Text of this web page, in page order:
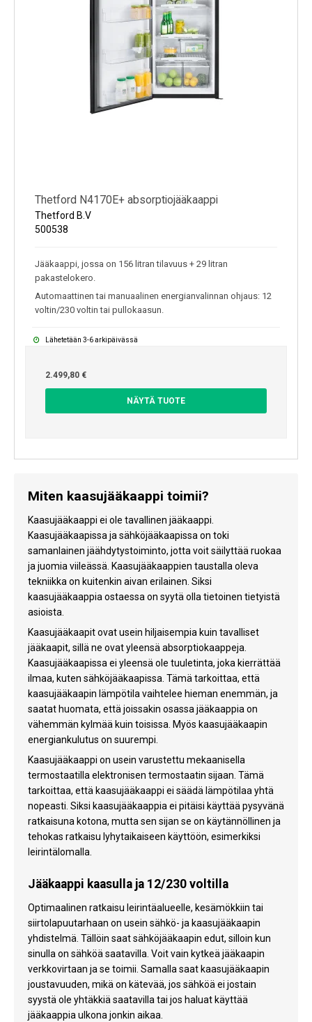
Thetford N4170E+ absorptiojääkaappi
Thetford B.V
500538
Jääkaappi, jossa on 156 litran tilavuus + 29 litran
pakastelokero.
Automaattinen tai manuaalinen energianvalinnan ohjaus: 12
voltin/230 voltin tai pullokaasun.
Lähetetään 3-6 arkipäivässä
2.499,80 €
NÄYTÄ TUOTE
Miten kaasujääkaappi toimii?
Kaasujääkaappi ei ole tavallinen jääkaappi.
Kaasujääkaapissa ja sähköjääkaapissa on toki
samanlainen jäähdytystoiminto, jotta voit säilyttää ruokaa
ja juomia viileässä. Kaasujääkaappien taustalla oleva
tekniikka on kuitenkin aivan erilainen. Siksi
kaasujääkaappia ostaessa on syytä olla tietoinen tietyistä
asioista.
Kaasujääkaapit ovat usein hiljaisempia kuin tavalliset
jääkaapit, sillä ne ovat yleensä absorptiokaappeja.
Kaasujääkaapissa ei yleensä ole tuuletinta, joka kierrättää
ilmaa, kuten sähköjääkaapissa. Tämä tarkoittaa, että
kaasujääkaapin lämpötila vaihtelee hieman enemmän, ja
saatat huomata, että joissakin osassa jääkaappia on
vähemmän kylmää kuin toisissa. Myös kaasujääkaapin
energiankulutus on suurempi.
Kaasujääkaappi on usein varustettu mekaanisella
termostaatilla elektronisen termostaatin sijaan. Tämä
tarkoittaa, että kaasujääkaappi ei säädä lämpötilaa yhtä
nopeasti. Siksi kaasujääkaappia ei pitäisi käyttää pysyvänä
ratkaisuna kotona, mutta sen sijan se on käytännöllinen ja
tehokas ratkaisu lyhytaikaiseen käyttöön, esimerkiksi
leirintälomalla.
Jääkaappi kaasulla ja 12/230 voltilla
Optimaalinen ratkaisu leirintäalueelle, kesämökkiin tai
siirtolapuutarhaan on usein sähkö- ja kaasujääkaapin
yhdistelmä. Tällöin saat sähköjääkaapin edut, silloin kun
sinulla on sähköä saatavilla. Voit vain kytkeä jääkaapin
verkkovirtaan ja se toimii. Samalla saat kaasujääkaapin
joustavuuden, mikä on kätevää, jos sähköä ei jostain
syystä ole yhtäkkiä saatavilla tai jos haluat käyttää
jääkaappia ulkona jonkin aikaa.